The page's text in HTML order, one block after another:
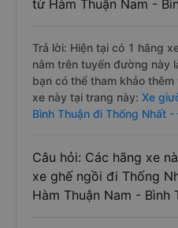
từ Hàm Thuận Nam -
Trả lời: Hiện tại có 1 hãng
nằm trên tuyến đường này
bạn có thể tham khảo
xe này tại trang này: Xe
Bình Thuận đi Thống Nhất
Câu hỏi: Các hãng xe
xe ghế ngồi đi Thống
Hàm Thuận Nam - Bình